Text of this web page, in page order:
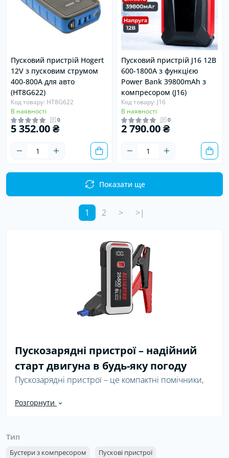
Пусковий пристрій Hogert
12V з пусковим струмом
400-800А для авто
(HT8G622)
Код товару: HT8G622
В наявності
0
5 352.00 ₴
Пусковий пристрій J16 12В
600-1800A з функцією
Power Bank 39800mAh з
компресором (J16)
Код товару: J16
В наявності
0
2 790.00 ₴
Показати ще
1 2 > >|
Пускозарядні пристрої – надійний
старт двигуна в будь-яку погоду
Пускозарядні пристрої – це компактні помічники,
акумулятор майже повністю розряджений. Такий
лише для авто, а й для щоденного користування.
Завдяки вбудованому акумулятору пускозарядний
Розгорнути
Тип
Бустери з компресором
Пускові пристрої